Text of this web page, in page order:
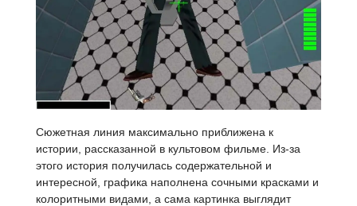
Сюжетная линия максимально приближена к
истории, рассказанной в культовом фильме. Из-за
этого история получилась содержательной и
интересной, графика наполнена сочными красками и
колоритными видами, а сама картинка выглядит